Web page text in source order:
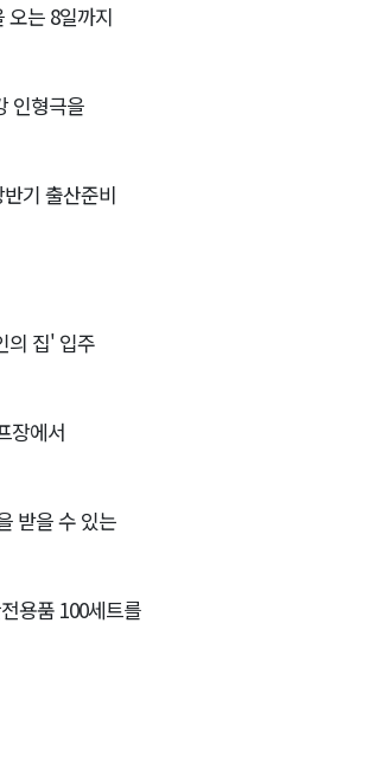
오는 8일까지
인형극을
기 출산준비
의 집' 입주
장에서
받을 수 있는
용품 100세트를